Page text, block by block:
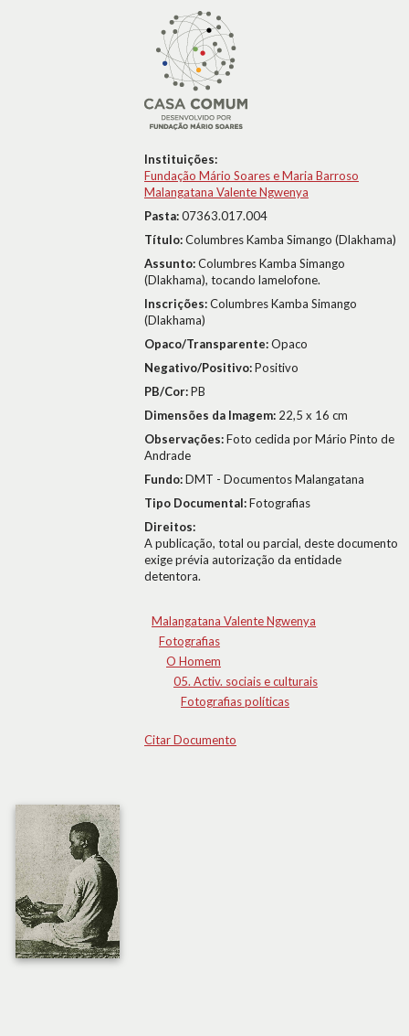
Instituições:
Fundação Mário Soares e Maria Barroso
Malangatana Valente Ngwenya
Pasta:07363.017.004
Título:Columbres Kamba Simango (Dlakhama)
Assunto:Columbres Kamba Simango
(Dlakhama), tocando lamelofone.
Inscrições:Columbres Kamba Simango
(Dlakhama)
Opaco/Transparente:Opaco
Negativo/Positivo:Positivo
PB/Cor:PB
Dimensões da Imagem: 22,5 x 16 cm
Observações:Foto cedida por Mário Pinto de
Andrade
Fundo:DMT - Documentos Malangatana
Tipo Documental:Fotografias
Direitos:
A publicação, total ou parcial, deste documento
exige prévia autorização da entidade
detentora.
Malangatana Valente Ngwenya
Fotografias
O Homem
05. Activ. sociais e culturais
Fotografias políticas
Citar Documento